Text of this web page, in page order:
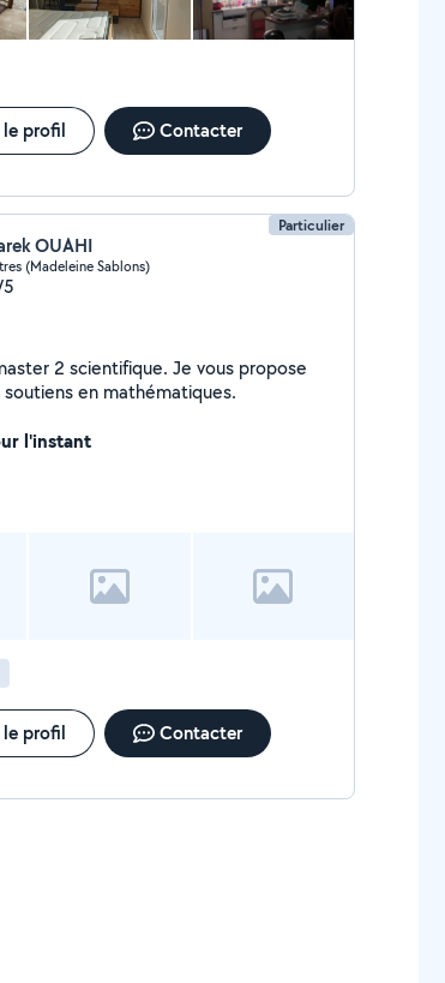
le profil Contacter
Particulier
OUAHI
(Madeleine Sablons)
de soutiens en mathématiques.
l'instant
le profil Contacter